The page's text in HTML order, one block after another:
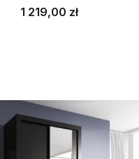
Cena
1 219,00 zł